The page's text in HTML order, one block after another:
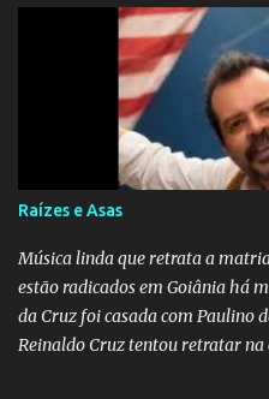
destino. Reinaldo Cruz enfatiza
que continuará esperando
obra conclui como uma
reencontro, unindo a tradição
do amor. No geral, o vídeo
persistência do afeto através do
YouTube YouTube
Raízes e Asas
Música linda que retrata a
estão radicados em Goiânia há
da Cruz foi casada com Paulino
Reinaldo Cruz tentou retratar